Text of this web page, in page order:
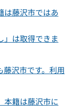
は藤沢市ではあ
」は取得できま
沢市です。利用
本籍は藤沢市に